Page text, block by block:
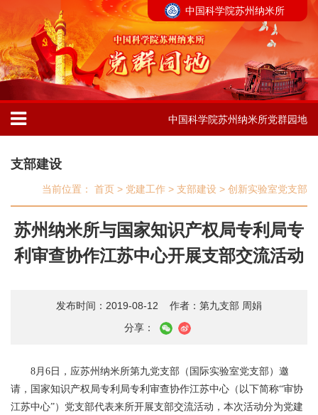
中国科学院苏州纳米所
中国科学院苏州纳米所党群园地
支部建设
当前位置： 首页 > 党建工作 > 支部建设 > 创新实验室党支部
苏州纳米所与国家知识产权局专利局专
利审查协作江苏中心开展支部交流活动
发布时间：2019-08-12
作者：第九支部 周娟
分享：
8 月 6 日，应苏州纳米所第九党支部（国际实验室党支部）邀
请，国家知识产权局专利局专利审查协作江苏中心（以下简称“审协
江苏中心”）党支部代表来所开展支部交流活动，本次活动分为党建